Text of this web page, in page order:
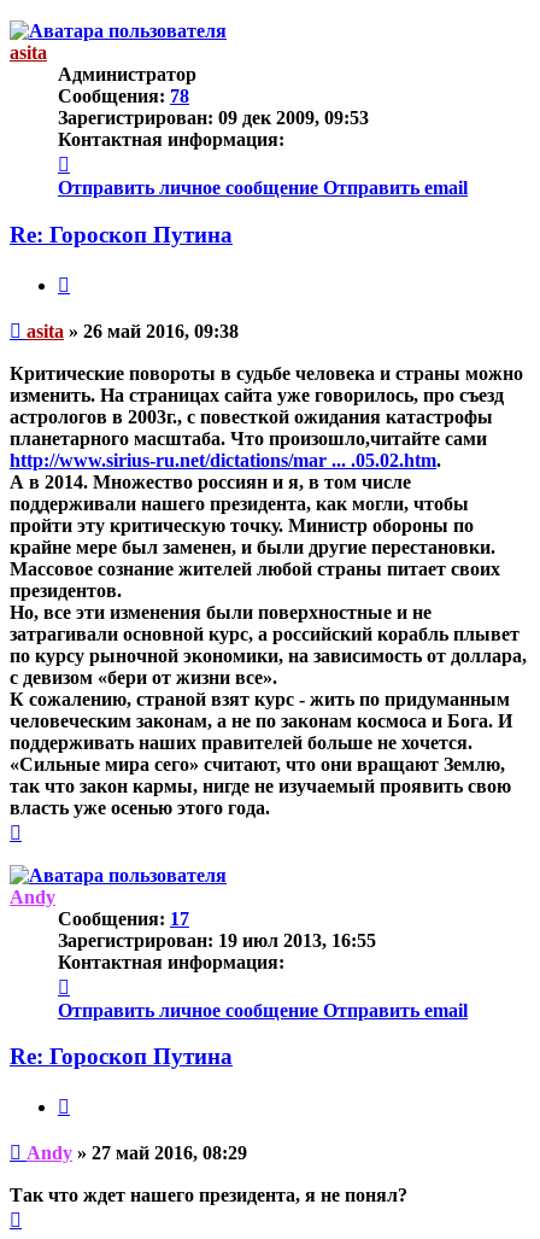
началу
asita
Администратор
Сообщения: 78
Зарегистрирован: 09 дек 2009, 09:53
Контактная информация:
информация
пользователя
Отправить личное сообщение Отправить email
Re: Гороскоп Путина
Непрочитанное
asita » 26 май 2016, 09:38
Критические повороты в судьбе человека и страны можно
изменить. На страницах сайта уже говорилось, про съезд
астрологов в 2003г., с повесткой ожидания катастрофы
планетарного масштаба. Что произошло,читайте сами
http://www.sirius-ru.net/dictations/mar ... .05.02.htm.
А в 2014. Множество россиян и я, в том числе
поддерживали нашего президента, как могли, чтобы
пройти эту критическую точку. Министр обороны по
крайне мере был заменен, и были другие перестановки.
Массовое сознание жителей любой страны питает своих
президентов.
Но, все эти изменения были поверхностные и не
затрагивали основной курс, а российский корабль плывет
по курсу рыночной экономики, на зависимость от доллара,
с девизом «бери от жизни все».
К сожалению, страной взят курс - жить по придуманным
человеческим законам, а не по законам космоса и Бога. И
поддерживать наших правителей больше не хочется.
«Сильные мира сего» считают, что они вращают Землю,
так что закон кармы, нигде не изучаемый проявить свою
власть уже осенью этого года.
началу
Andy
Сообщения: 17
Зарегистрирован: 19 июл 2013, 16:55
Контактная информация:
информация
пользователя
Отправить личное сообщение Отправить email
Re: Гороскоп Путина
Непрочитанное
сообщение
Andy » 27 май 2016, 08:29
Так что ждет нашего президента, я не понял?